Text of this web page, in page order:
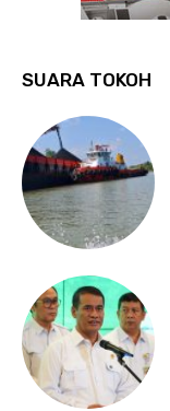
SUARA TOKOH